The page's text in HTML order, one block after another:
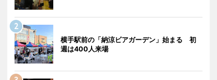
横手駅前の「納涼ビアガーデン」始まる 初
週は400人来場